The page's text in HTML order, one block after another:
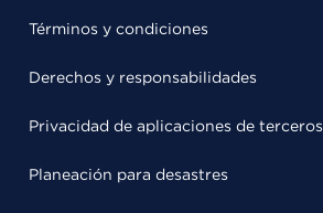
Términos y condiciones
Derechos y responsabilidades
Privacidad de aplicaciones de terceros
Planeación para desastres